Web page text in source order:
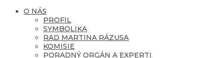
O NÁS
PROFIL
SYMBOLIKA
RAD MARTINA RÁZUSA
KOMISIE
PORADNÝ ORGÁN A EXPERTI